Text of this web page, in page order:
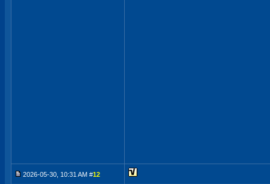
2026-05-30, 10:31 AM #12